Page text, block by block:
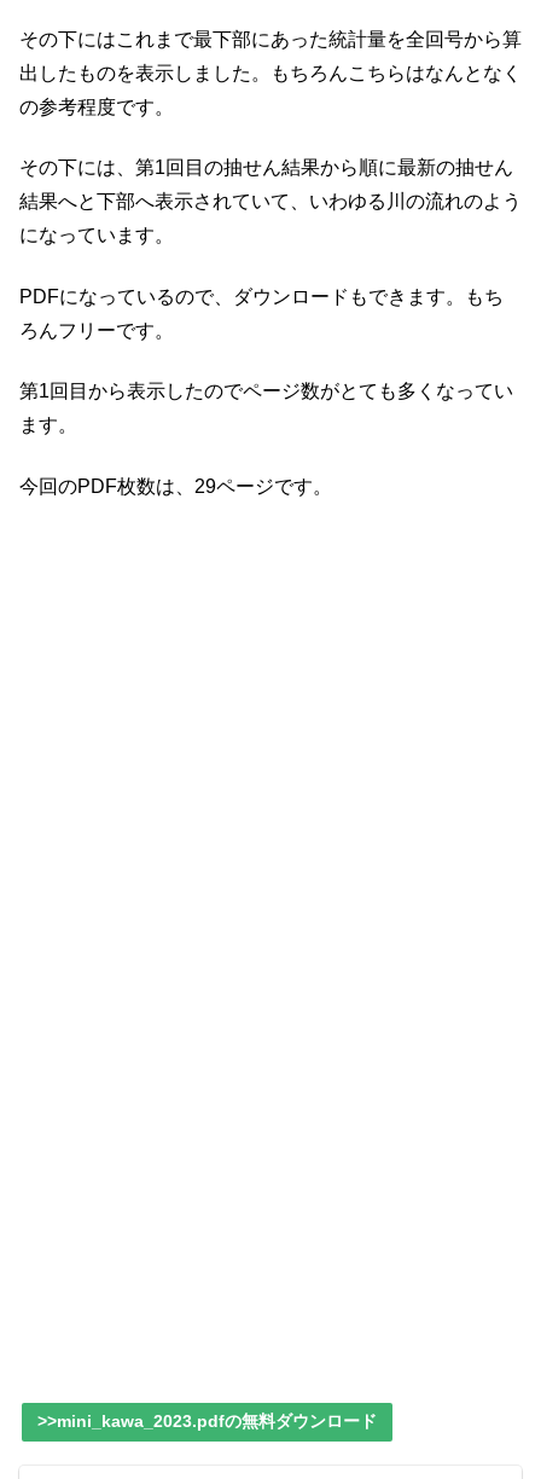
その下にはこれまで最下部にあった統計量を全回号から算
出したものを表示しました。もちろんこちらはなんとなく
の参考程度です。
その下には、第1回目の抽せん結果から順に最新の抽せん
結果へと下部へ表示されていて、いわゆる川の流れのよう
になっています。
PDFになっているので、ダウンロードもできます。もち
ろんフリーです。
第1回目から表示したのでページ数がとても多くなってい
ます。
今回のPDF枚数は、29ページです。
>>mini_kawa_2023.pdfの無料ダウンロード